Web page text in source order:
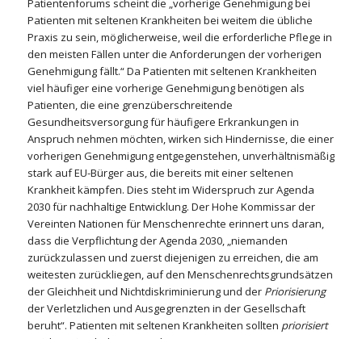
Patientenforums scheint die „vorherige Genehmigung bei
Patienten mit seltenen Krankheiten bei weitem die übliche
Praxis zu sein, möglicherweise, weil die erforderliche Pflege in
den meisten Fällen unter die Anforderungen der vorherigen
Genehmigung fällt.“ Da Patienten mit seltenen Krankheiten
viel häufiger eine vorherige Genehmigung benötigen als
Patienten, die eine grenzüberschreitende
Gesundheitsversorgung für häufigere Erkrankungen in
Anspruch nehmen möchten, wirken sich Hindernisse, die einer
vorherigen Genehmigung entgegenstehen, unverhältnismäßig
stark auf EU-Bürger aus, die bereits mit einer seltenen
Krankheit kämpfen. Dies steht im Widerspruch zur Agenda
2030 für nachhaltige Entwicklung. Der Hohe Kommissar der
Vereinten Nationen für Menschenrechte erinnert uns daran,
dass die Verpflichtung der Agenda 2030, „niemanden
zurückzulassen und zuerst diejenigen zu erreichen, die am
weitesten zurückliegen, auf den Menschenrechtsgrundsätzen
der Gleichheit und Nichtdiskriminierung und der Priorisierung
der Verletzlichen und Ausgegrenzten in der Gesellschaft
beruht“. Patienten mit seltenen Krankheiten sollten priorisiert